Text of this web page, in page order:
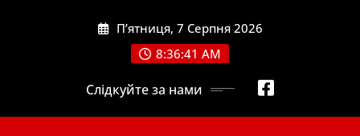
П’ятниця, 7 Серпня 2026
8:36:42 AM
Слідкуйте за нами